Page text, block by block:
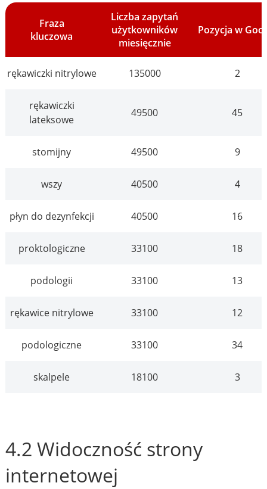
Fraza
kluczowa
Liczba zapytań
użytkowników
miesięcznie
Pozycja w
rękawiczki nitrylowe 135000 2
rękawiczki
lateksowe
49500 45
stomijny 49500 9
wszy 40500 4
płyn do dezynfekcji 40500 16
proktologiczne 33100 18
podologii 33100 13
rękawice nitrylowe 33100 12
podologiczne 33100 34
skalpele 18100 3
4.2 Widoczność strony
internetowej